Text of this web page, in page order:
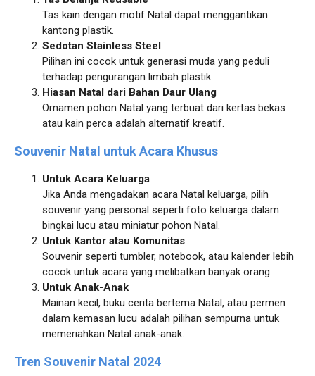
Tas kain dengan motif Natal dapat menggantikan
kantong plastik.
Sedotan Stainless Steel
Pilihan ini cocok untuk generasi muda yang peduli
terhadap pengurangan limbah plastik.
Hiasan Natal dari Bahan Daur Ulang
Ornamen pohon Natal yang terbuat dari kertas bekas
atau kain perca adalah alternatif kreatif.
Souvenir Natal untuk Acara Khusus
Untuk Acara Keluarga
Jika Anda mengadakan acara Natal keluarga, pilih
souvenir yang personal seperti foto keluarga dalam
bingkai lucu atau miniatur pohon Natal.
Untuk Kantor atau Komunitas
Souvenir seperti tumbler, notebook, atau kalender lebih
cocok untuk acara yang melibatkan banyak orang.
Untuk Anak-Anak
Mainan kecil, buku cerita bertema Natal, atau permen
dalam kemasan lucu adalah pilihan sempurna untuk
memeriahkan Natal anak-anak.
Tren Souvenir Natal 2024